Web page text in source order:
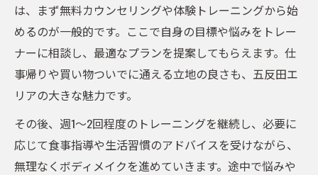
は、まず無料カウンセリングや体験トレーニングから始
めるのが一般的です。ここで自身の目標や悩みをトレー
ナーに相談し、最適なプランを提案してもらえます。仕
事帰りや買い物ついでに通える立地の良さも、五反田エ
リアの大きな魅力です。
その後、週1〜2回程度のトレーニングを継続し、必要に
応じて食事指導や生活習慣のアドバイスを受けながら、
無理なくボディメイクを進めていきます。途中で悩みや